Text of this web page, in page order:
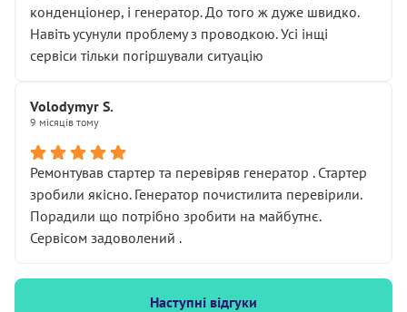
конденціонер, і генератор. До того ж дуже швидко.
Навіть усунули проблему з проводкою. Усі інщі
сервіси тільки погіршували ситуацію
Volodymyr S.
9 місяців тому
Ремонтував стартер та перевіряв генератор . Стартер
зробили якісно. Генератор почистилита перевірили.
Порадили що потрібно зробити на майбутнє.
Сервісом задоволений .
Наступні відгуки